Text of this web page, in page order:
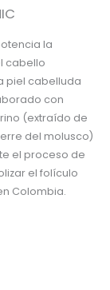
la
cabello
piel cabelluda
con
(extraído de
del molusco)
el proceso de
el folículo
Colombia.